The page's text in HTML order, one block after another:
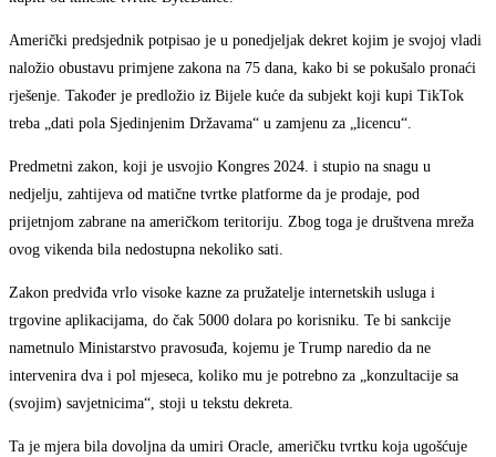
Američki predsjednik potpisao je u ponedjeljak dekret kojim je svojoj vladi
naložio obustavu primjene zakona na 75 dana, kako bi se pokušalo pronaći
rješenje. Također je predložio iz Bijele kuće da subjekt koji kupi TikTok
treba „dati pola Sjedinjenim Državama“ u zamjenu za „licencu“.
Predmetni zakon, koji je usvojio Kongres 2024. i stupio na snagu u
nedjelju, zahtijeva od matične tvrtke platforme da je prodaje, pod
prijetnjom zabrane na američkom teritoriju. Zbog toga je društvena mreža
ovog vikenda bila nedostupna nekoliko sati.
Zakon predviđa vrlo visoke kazne za pružatelje internetskih usluga i
trgovine aplikacijama, do čak 5000 dolara po korisniku. Te bi sankcije
nametnulo Ministarstvo pravosuđa, kojemu je Trump naredio da ne
intervenira dva i pol mjeseca, koliko mu je potrebno za „konzultacije sa
(svojim) savjetnicima“, stoji u tekstu dekreta.
Ta je mjera bila dovoljna da umiri Oracle, američku tvrtku koja ugošćuje